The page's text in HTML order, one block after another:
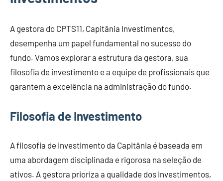
A gestora do CPTS11, Capitânia Investimentos,
desempenha um papel fundamental no sucesso do
fundo. Vamos explorar a estrutura da gestora, sua
filosofia de investimento e a equipe de profissionais que
garantem a excelência na administração do fundo.
Filosofia de Investimento
A filosofia de investimento da Capitânia é baseada em
uma abordagem disciplinada e rigorosa na seleção de
ativos. A gestora prioriza a qualidade dos investimentos,